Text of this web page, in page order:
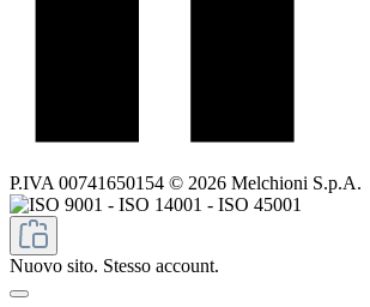
P.IVA 00741650154 © 2026 Melchioni S.p.A.
Nuovo sito. Stesso account.